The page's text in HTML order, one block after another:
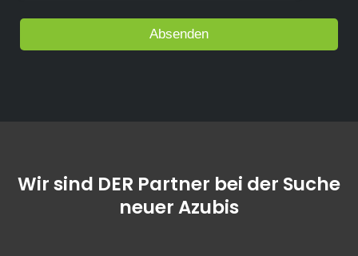
Wir sind DER Partner bei der Suche
neuer Azubis